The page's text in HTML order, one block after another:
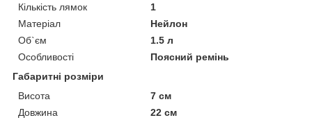
Кількість лямок
1
Матеріал
Нейлон
Об`єм
1.5 л
Особливості
Поясний ремінь
Габаритні розміри
Висота
7 см
Довжина
22 см